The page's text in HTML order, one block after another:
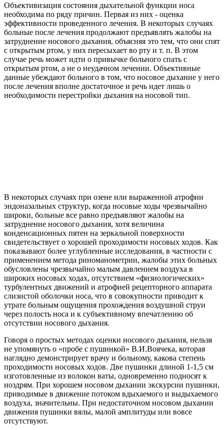
Объективизация состояния дыхательной функции носа
необходима по ряду причин. Первая из них - оценка
эффективности проведенного лечения. В некоторых случаях
больные после лечения продолжают предъявлять жалобы на
затруднение носового дыхания, объясняя это тем, что они спят
с открытым ртом, у них пересыхает во рту и т. п. В этом
случае речь может идти о привычке больного спать с
открытым ртом, а не о неудачном лечении. Объективные
данные убеждают больного в том, что носовое дыхание у него
после лечения вполне достаточное и речь идет лишь о
необходимости перестройки дыхания на носовой тип.
В некоторых случаях при озене или выраженной атрофии
эндоназальных структур, когда носовые ходы чрезвычайно
широки, больные все равно предъявляют жалобы на
затруднение носового дыхания, хотя величина
конденсационных пятен на зеркальной поверхности
свидетельствует о хорошей проходимости носовых ходов. Как
показывают более углубленные исследования, в частности с
применением метода риноманометрии, жалобы этих больных
обусловлены чрезвычайно малым давлением воздуха в
широких носовых ходах, отсутствием «физиологических»
турбулентных движений и атрофией рецепторного аппарата
слизистой оболочки носа, что в совокупности приводит к
утрате больным ощущения прохождения воздушной струи
через полость носа и к субъективному впечатлению об
отсутствии носового дыхания.
Говоря о простых методах оценки носового дыхания, нельзя
не упомянуть о «пробе с пушинкой» В.И.Воячека, которая
наглядно демонстрирует врачу и больному, какова степень
проходимости носовых ходов. Две пушинки длиной 1-1,5 см
изготовленные из волокон ваты, одновременно подносят к
ноздрям. При хорошем носовом дыхании экскурсии пушинки,
приводимые в движение потоком вдыхаемого и выдыхаемого
воздуха, значительны. При недостаточном носовом дыхании
движения пушинки вялы, малой амплитуды или вовсе
отсутствуют.